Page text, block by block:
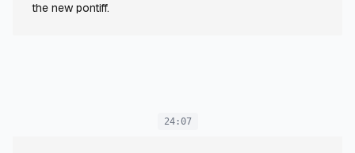
the new pontiff.
24:07